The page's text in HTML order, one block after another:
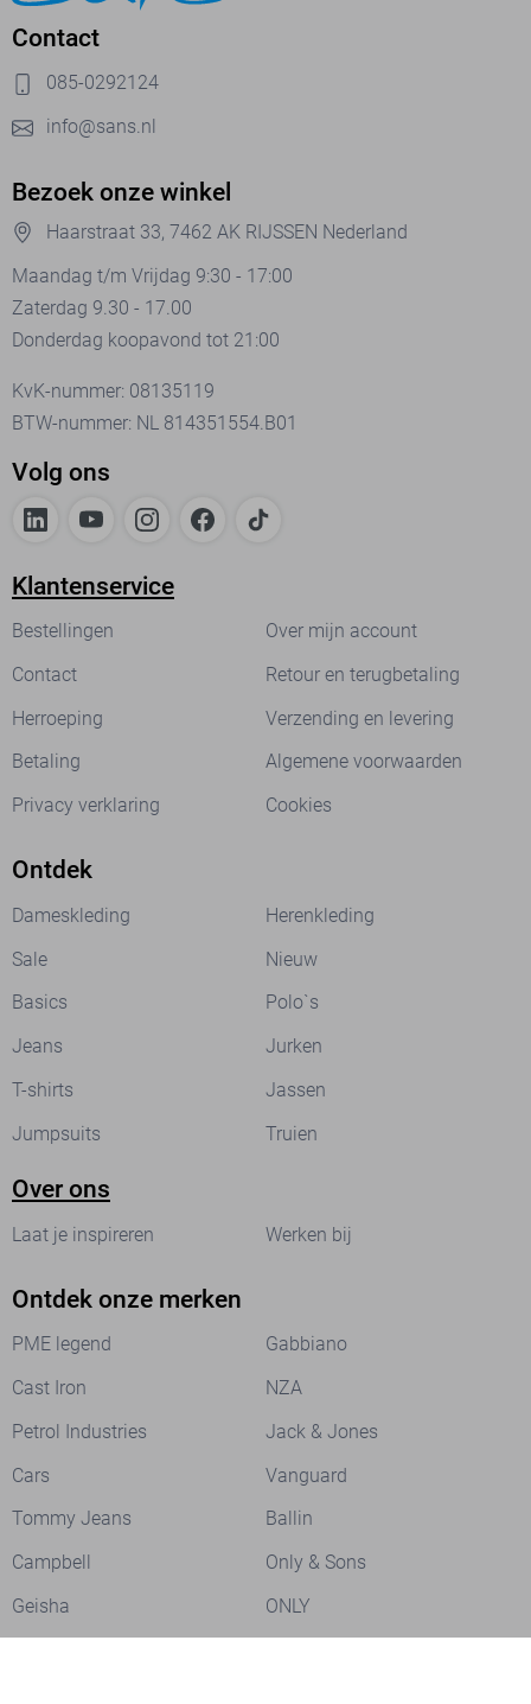
Contact
085-0292124
info@sans.nl
Bezoek onze winkel
Haarstraat 33, 7462 AK RIJSSEN Nederland
Maandag t/m Vrijdag 9:30 - 17:00
Zaterdag 9.30 - 17.00
Donderdag koopavond tot 21:00
KvK-nummer: 08135119
BTW-nummer: NL 814351554.B01
Volg ons
Klantenservice
Bestellingen
Over mijn account
Contact
Retour en terugbetaling
Herroeping
Verzending en levering
Betaling
Algemene voorwaarden
Privacy verklaring
Cookies
Ontdek
Dameskleding
Herenkleding
Sale
Nieuw
Basics
Polo`s
Jeans
Jurken
T-shirts
Jassen
Jumpsuits
Truien
Over ons
Laat je inspireren Werken bij
Ontdek onze merken
PME legend
Gabbiano
Cast Iron
NZA
Petrol Industries
Jack & Jones
Cars
Vanguard
Tommy Jeans
Ballin
Campbell
Only & Sons
Geisha
ONLY